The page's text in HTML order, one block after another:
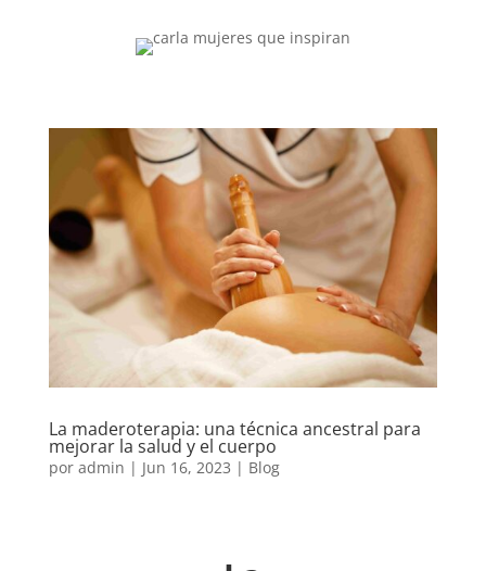
La maderoterapia: una técnica ancestral para
mejorar la salud y el cuerpo
por admin | Jun 16, 2023 | Blog